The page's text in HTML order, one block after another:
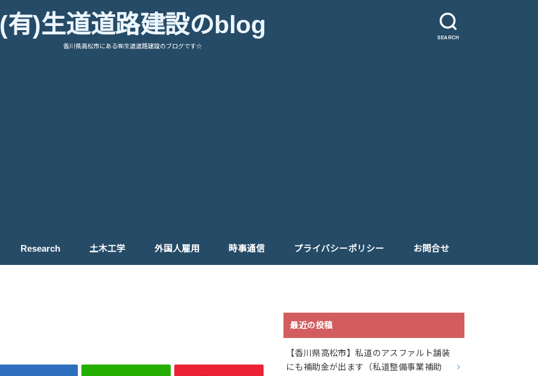
SEARCH
(有)生道道路建設のblog
香川県高松市にある㈲生道道路建設のブログです☆
Research 土木工学 外国人雇用 時事通信 プライバシーポリシー お問合せ
最近の投稿
【香川県高松市】私道のアスファルト舗装
にも補助金が出ます（私道整備事業補助